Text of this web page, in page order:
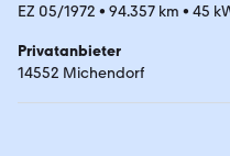
EZ 05/1972 • 94.357 km • 45
Privatanbieter
14552 Michendorf